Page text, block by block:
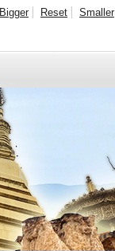
Bigger Reset Smaller